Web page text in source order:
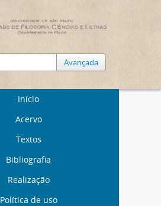
Avançada
Início
Acervo
Textos
Bibliografia
Realização
Política de uso